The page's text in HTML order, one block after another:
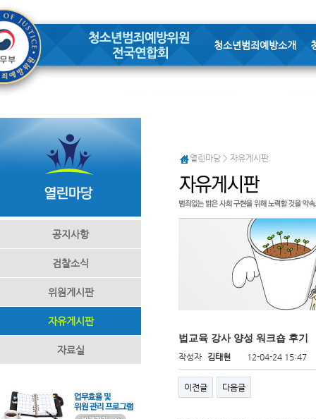
청소년범죄예방소개
공지사항
검찰소식
위원게시판
자유게시판
자료실
열린마당 > 자유게시판
법교육 강사 양성 워크숍 후기
작성자 김태현 12-04-24 15:47
이전글 다음글